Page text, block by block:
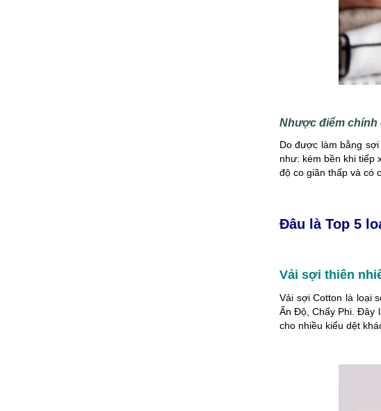
Nhược điểm chính
Do được làm bằng
như: kém bền khi tiếp
độ co giãn thấp và có
Đâu là Top 5
Vải sợi thiên
Vải sợi Cotton là loại
Ấn Độ, Chấy Phi. Đây
cho nhiều kiểu dệt